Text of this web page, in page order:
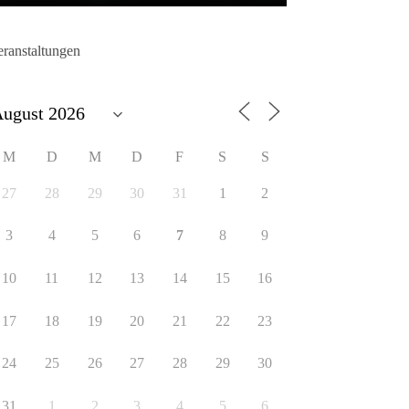
M D M D F S S
27 28 29 30 31 1 2
3 4 5 6 7 8 9
10 11 12 13 14 15 16
17 18 19 20 21 22 23
24 25 26 27 28 29 30
31 1 2 3 4 5 6